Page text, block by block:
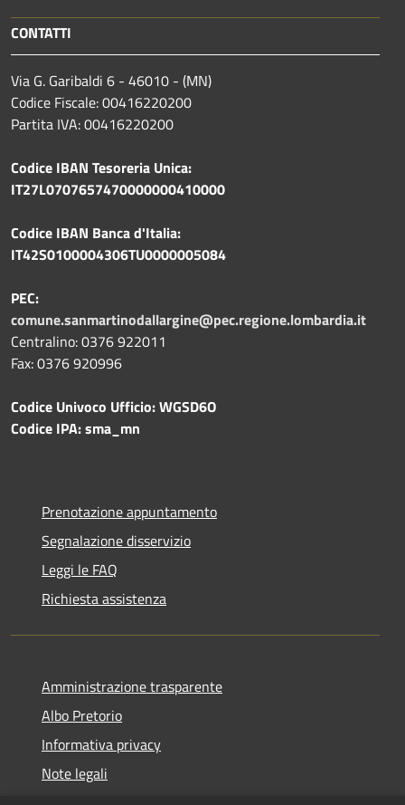
CONTATTI
Via G. Garibaldi 6 - 46010 - (MN)
Codice Fiscale: 00416220200
Partita IVA: 00416220200
Codice IBAN Tesoreria Unica:
IT27L0707657470000000410000
Codice IBAN Banca d'Italia:
IT42S0100004306TU0000005084
PEC:
comune.sanmartinodallargine@pec.regione.lombardia.it
Centralino: 0376 922011
Fax: 0376 920996
Codice Univoco Ufficio: WGSD6O
Codice IPA: sma_mn
Prenotazione appuntamento
Segnalazione disservizio
Leggi le FAQ
Richiesta assistenza
Amministrazione trasparente
Albo Pretorio
Informativa privacy
Note legali